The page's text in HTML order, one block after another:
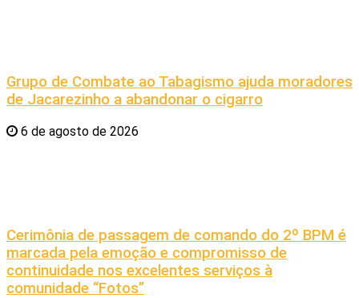
Grupo de Combate ao Tabagismo ajuda moradores
de Jacarezinho a abandonar o cigarro
6 de agosto de 2026
Cerimônia de passagem de comando do 2º BPM é
marcada pela emoção e compromisso de
continuidade nos excelentes serviços à
comunidade “Fotos”